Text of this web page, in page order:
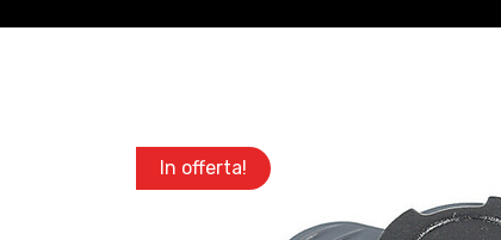
In offerta!